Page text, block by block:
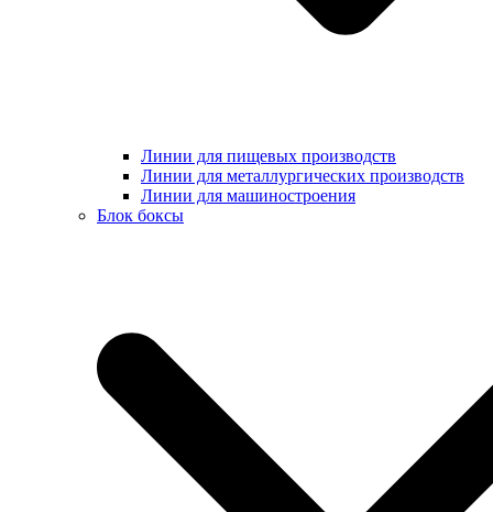
Линии для пищевых производств
Линии для металлургических производств
Линии для машиностроения
Блок боксы